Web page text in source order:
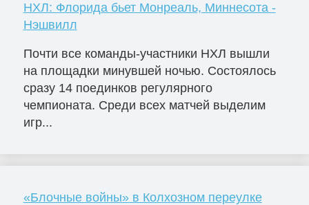
НХЛ: Флорида бьет Монреаль, Миннесота -
Нэшвилл
Почти все команды-участники НХЛ вышли
на площадки минувшей ночью. Состоялось
сразу 14 поединков регулярного
чемпионата. Среди всех матчей выделим
игр...
«Блочные войны» в Колхозном переулке